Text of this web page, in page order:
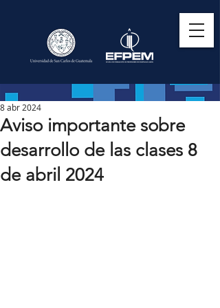
Aviso importante sobre
desarrollo de las clases 8
de abril 2024
8 abr 2024